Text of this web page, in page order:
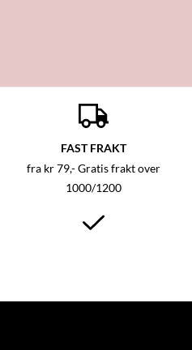
FAST FRAKT
fra kr 79,- Gratis frakt over
1000/1200